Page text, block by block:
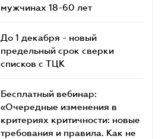
мужчинах 18-60 лет
До 1 декабря - новый
предельный срок сверки
списков c ТЦК
Бесплатный вебинар:
«Очередные изменения в
критериях критичности: новые
требования и правила. Как не